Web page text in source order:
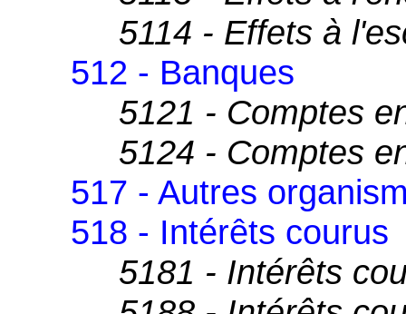
5114 - Effets à
512 - Banques
5121 - Comptes
5124 - Comptes
517 - Autres
518 - Intérêts courus
5181 - Intérêts